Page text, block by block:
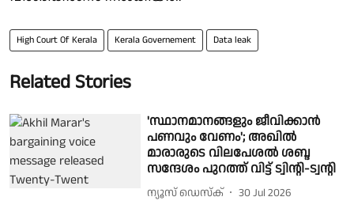
High Court Of Kerala Kerala Governement Data leak
Related Stories
'സ്ഥാനമാനങ്ങളും ജീവിക്കാൻ
പണവും വേണം'; അഖിൽ
മാരാരുടെ വിലപേശൽ ശബ്ദ
സന്ദേശം പുറത്ത് വിട്ട് ട്വിൻ്റി-ട്വൻ്റി
ന്യൂസ് ഡെസ്ക് 30 Jul 2026